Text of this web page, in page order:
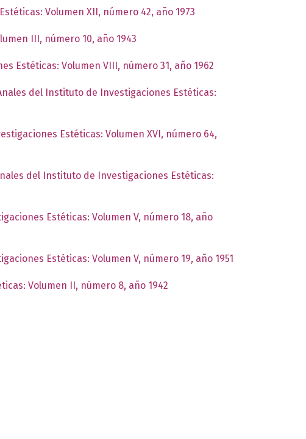
Volumen XII, número 42, año 1973
III, número 10, año 1943
Estéticas: Volumen VIII, número 31, año 1962
del Instituto de Investigaciones Estéticas:
Estéticas: Volumen XVI, número 64,
del Instituto de Investigaciones Estéticas:
Estéticas: Volumen V, número 18, año
Estéticas: Volumen V, número 19, año 1951
Volumen II, número 8, año 1942